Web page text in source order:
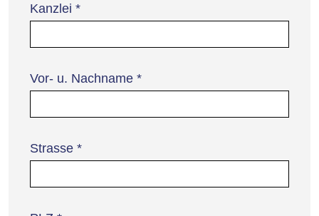
Kanzlei *
Vor- u. Nachname *
Strasse *